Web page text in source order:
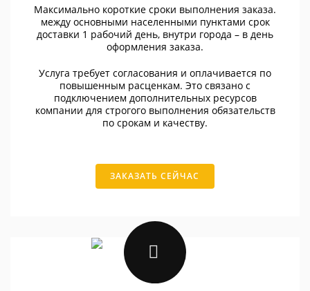
Максимально короткие сроки выполнения заказа.
между основными населенными пунктами срок
доставки 1 рабочий день, внутри города – в день
оформления заказа.
Услуга требует согласования и оплачивается по
повышенным расценкам. Это связано с
подключением дополнительных ресурсов
компании для строгого выполнения обязательств
по срокам и качеству.
ЗАКАЗАТЬ СЕЙЧАС